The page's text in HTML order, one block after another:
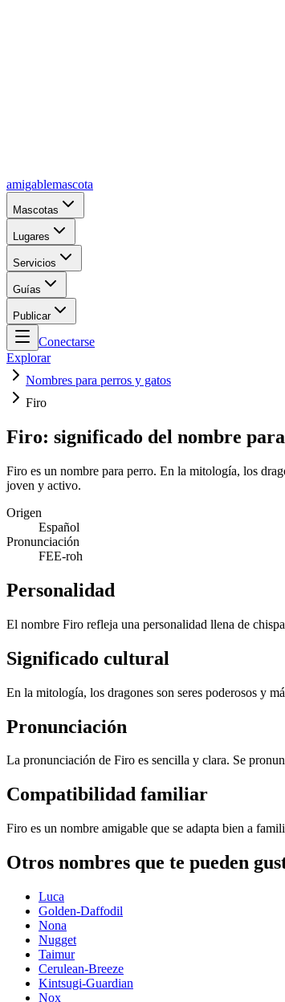
amigablemascota
Mascotas
Lugares
Servicios
Guías
Publicar
Conectarse
Explorar
Nombres para perros y gatos
Firo
Firo: significado del nombre
Firo es un nombre para perro. En la mitología, los
joven y activo.
Origen
Español
Pronunciación
FEE-roh
Personalidad
El nombre Firo refleja una personalidad llena de
Significado cultural
En la mitología, los dragones son seres poderosos y
Pronunciación
La pronunciación de Firo es sencilla y clara. Se
Compatibilidad familiar
Firo es un nombre amigable que se adapta bien a
Otros nombres que te pueden
Luca
Golden-Daffodil
Nona
Nugget
Taimur
Cerulean-Breeze
Kintsugi-Guardian
Nox